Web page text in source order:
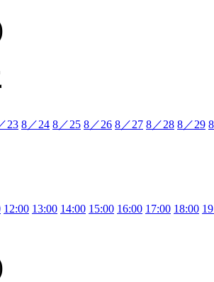
23 8／24 8／25 8／26 8／27 8／28 8／29
12:00 13:00 14:00 15:00 16:00 17:00 18:00